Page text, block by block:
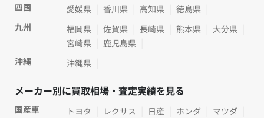
四国
愛媛県 香川県 高知県
徳島県
九州
福岡県 佐賀県 長崎県 熊本県
大分県
宮崎県
鹿児島県
沖縄
沖縄県
メーカー別に買取相場・査定実績を見る
国産車 トヨタ レクサス 日産 ホンダ
マツダ